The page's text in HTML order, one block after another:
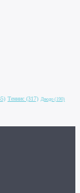
Теннис (317) Дзюдо (190)